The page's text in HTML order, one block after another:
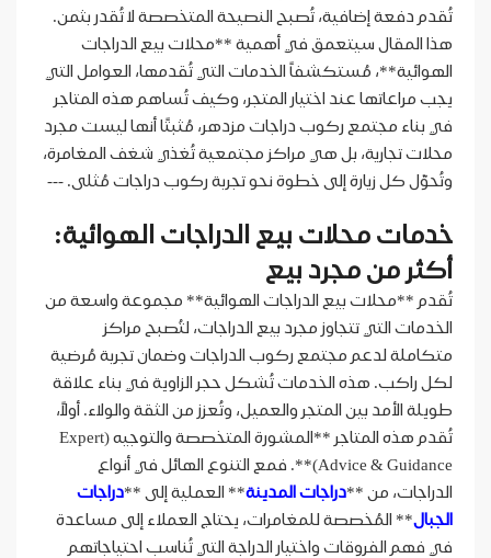
تُقدم دفعة إضافية، تُصبح النصيحة المتخصصة لا تُقدر بثمن.
هذا المقال سيتعمق في أهمية **محلات بيع الدراجات
الهوائية**، مُستكشفاً الخدمات التي تُقدمها، العوامل التي
يجب مراعاتها عند اختيار المتجر، وكيف تُساهم هذه المتاجر
في بناء مجتمع ركوب دراجات مزدهر، مُثبتًا أنها ليست مجرد
محلات تجارية، بل هي مراكز مجتمعية تُغذي شغف المغامرة،
وتُحوّل كل زيارة إلى خطوة نحو تجربة ركوب دراجات مُثلى. ---
خدمات محلات بيع الدراجات الهوائية:
أكثر من مجرد بيع
تُقدم **محلات بيع الدراجات الهوائية** مجموعة واسعة من
الخدمات التي تتجاوز مجرد بيع الدراجات، لتُصبح مراكز
متكاملة لدعم مجتمع ركوب الدراجات وضمان تجربة مُرضية
لكل راكب. هذه الخدمات تُشكل حجر الزاوية في بناء علاقة
طويلة الأمد بين المتجر والعميل، وتُعزز من الثقة والولاء. أولاً،
تُقدم هذه المتاجر **المشورة المتخصصة والتوجيه (Expert
Advice & Guidance)**. فمع التنوع الهائل في أنواع
الدراجات، من **دراجات المدينة** العملية إلى **دراجات
الجبال** المُخصصة للمغامرات، يحتاج العملاء إلى مساعدة
في فهم الفروقات واختيار الدراجة التي تُناسب احتياجاتهم